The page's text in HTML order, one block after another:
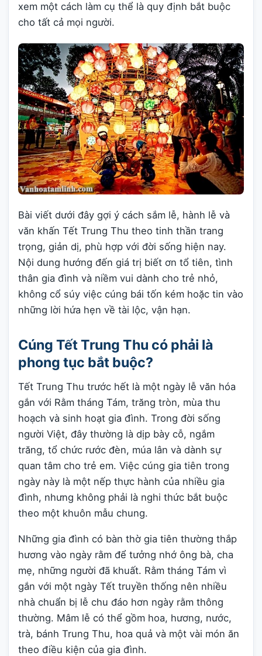
xem một cách làm cụ thể là quy định bắt buộc
cho tất cả mọi người.
Bài viết dưới đây gợi ý cách sắm lễ, hành lễ và
văn khấn Tết Trung Thu theo tinh thần trang
trọng, giản dị, phù hợp với đời sống hiện nay.
Nội dung hướng đến giá trị biết ơn tổ tiên, tình
thân gia đình và niềm vui dành cho trẻ nhỏ,
không cổ súy việc cúng bái tốn kém hoặc tin vào
những lời hứa hẹn về tài lộc, vận hạn.
Cúng Tết Trung Thu có phải là
phong tục bắt buộc?
Tết Trung Thu trước hết là một ngày lễ văn hóa
gắn với Rằm tháng Tám, trăng tròn, mùa thu
hoạch và sinh hoạt gia đình. Trong đời sống
người Việt, đây thường là dịp bày cỗ, ngắm
trăng, tổ chức rước đèn, múa lân và dành sự
quan tâm cho trẻ em. Việc cúng gia tiên trong
ngày này là một nếp thực hành của nhiều gia
đình, nhưng không phải là nghi thức bắt buộc
theo một khuôn mẫu chung.
Những gia đình có bàn thờ gia tiên thường thắp
hương vào ngày rằm để tưởng nhớ ông bà, cha
mẹ, những người đã khuất. Rằm tháng Tám vì
gắn với một ngày Tết truyền thống nên nhiều
nhà chuẩn bị lễ chu đáo hơn ngày rằm thông
thường. Mâm lễ có thể gồm hoa, hương, nước,
trà, bánh Trung Thu, hoa quả và một vài món ăn
theo điều kiện của gia đình.